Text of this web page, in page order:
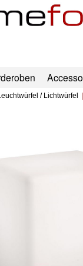
Leuchtwürfel / Lichtwürfel